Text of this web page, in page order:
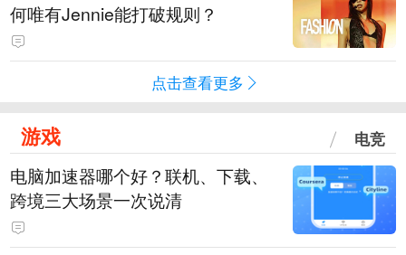
何唯有Jennie能打破规则？
点击查看更多
游戏 电竞
电脑加速器哪个好？联机、下载、
跨境三大场景一次说清